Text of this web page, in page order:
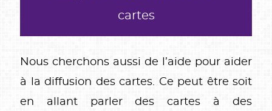
cartes
Nous cherchons aussi de l’aide pour aider
à la diffusion des cartes. Ce peut être soit
en allant parler des cartes à des